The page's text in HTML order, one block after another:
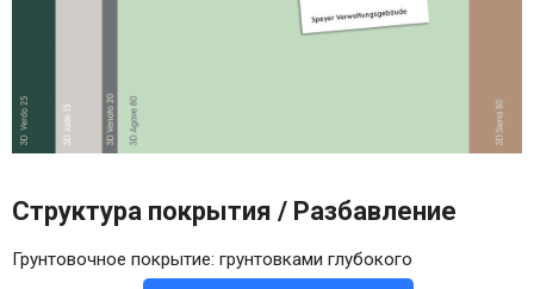
Структура покрытия / Разбавление
Грунтовочное покрытие: грунтовками глубокого